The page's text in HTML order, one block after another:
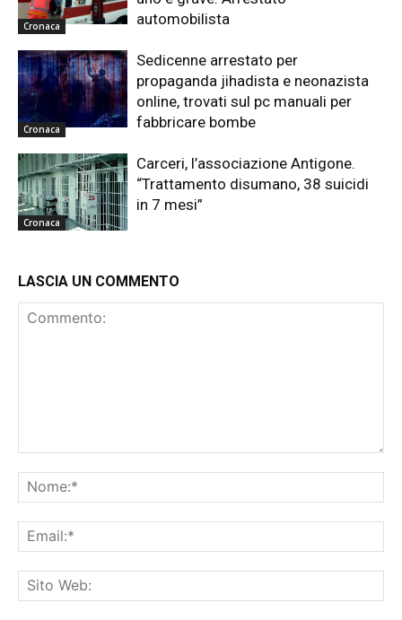
Cronaca
automobilista
Cronaca
Sedicenne arrestato per
propaganda jihadista e neonazista
online, trovati sul pc manuali per
fabbricare bombe
Cronaca
Carceri, l’associazione Antigone.
“Trattamento disumano, 38 suicidi
in 7 mesi”
LASCIA UN COMMENTO